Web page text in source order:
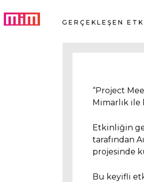
GERÇEKLEŞEN
“Project
Mimarlık ile
Etkinliğin
tarafından
projesinde
Bu keyifli